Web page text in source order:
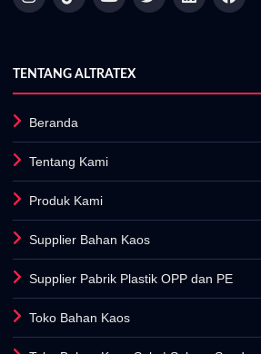
TENTANG ALTRATEX
Beranda
Tentang Kami
Produk Kami
Supplier Bahan Kaos
Supplier Pabrik Plastik OPP dan PE
Toko Bahan Kaos